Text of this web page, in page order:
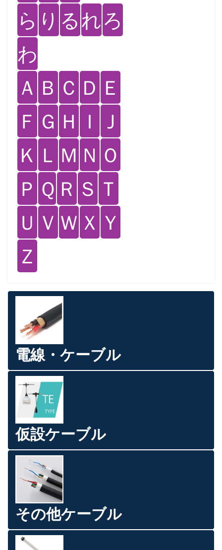
ら り るれろ
わ
Ａ Ｂ Ｃ Ｄ Ｅ
Ｆ Ｇ Ｈ Ｉ Ｊ
Ｋ Ｌ Ｍ Ｎ Ｏ
Ｐ Ｑ Ｒ Ｓ Ｔ
Ｕ Ｖ Ｗ Ｘ Ｙ
Ｚ
電線・ケーブル
仮設ケーブル
その他ケーブル